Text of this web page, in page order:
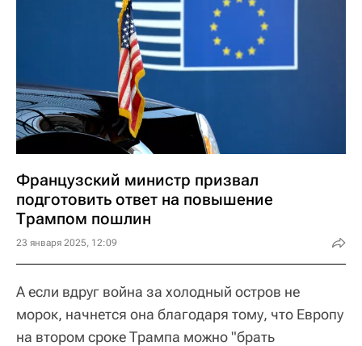
Французский министр призвал
подготовить ответ на повышение
Трампом пошлин
23 января 2025, 12:09
А если вдруг война за холодный остров не
морок, начнется она благодаря тому, что Европу
на втором сроке Трампа можно "брать